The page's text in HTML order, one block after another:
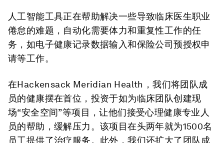
人工智能工具正在帮助解决一些导致临床医生职业
倦怠的难题，自动化需要体力和重复性工作的任
务，如电子健康记录数据输入和保险公司预授权申
请等工作。
在Hackensack Meridian Health，我们将团队成
员的健康摆在首位，投资于如为临床团队创建现
场“安全空间”等项目，让他们接受心理健康专业人
员的帮助，缓解压力。该项目在头两年就为1500名
员工提供了治疗服务。此外，我们还扩大了团队成